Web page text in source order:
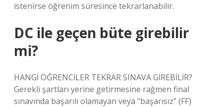
istenirse öğrenim süresince tekrarlanabilir.
DC ile geçen büte girebilir
mi?
HANGİ ÖĞRENCİLER TEKRAR SINAVA GİREBİLİR?
Gerekli şartları yerine getirmesine rağmen final
sınavında başarılı olamayan veya “başarısız” (FF)